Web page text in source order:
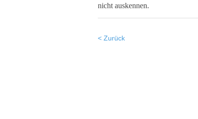
nicht auskennen.
< Zurück